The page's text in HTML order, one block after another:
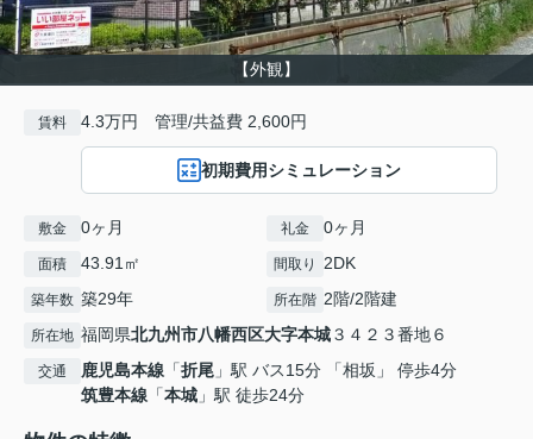
【外観】
賃料 4.3万円 管理/共益費 2,600円
初期費用シミュレーション
敷金 0ヶ月 礼金 0ヶ月
面積 43.91㎡ 間取り 2DK
築年数 築29年 所在階 2階/2階建
所在地 福岡県北九州市八幡西区大字本城３４２３番地６
交通 鹿児島本線 「折尾 」駅 バス15分 「相坂」 停歩4分
筑豊本線 「本城 」駅 徒歩24分